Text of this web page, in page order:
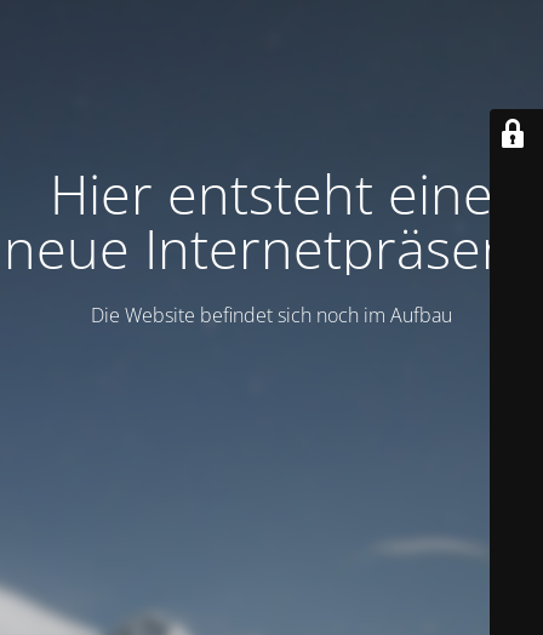
Hier entsteht eine
neue Internetpräsenz
Die Website befindet sich noch im Aufbau